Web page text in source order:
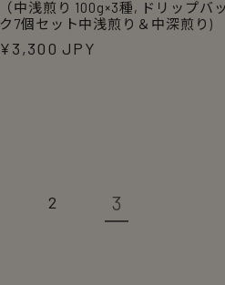
（中浅煎り 100g×3種, ドリップバ
ク7個セット中浅煎り＆中深煎り)
通
¥3,300 JPY
2 3